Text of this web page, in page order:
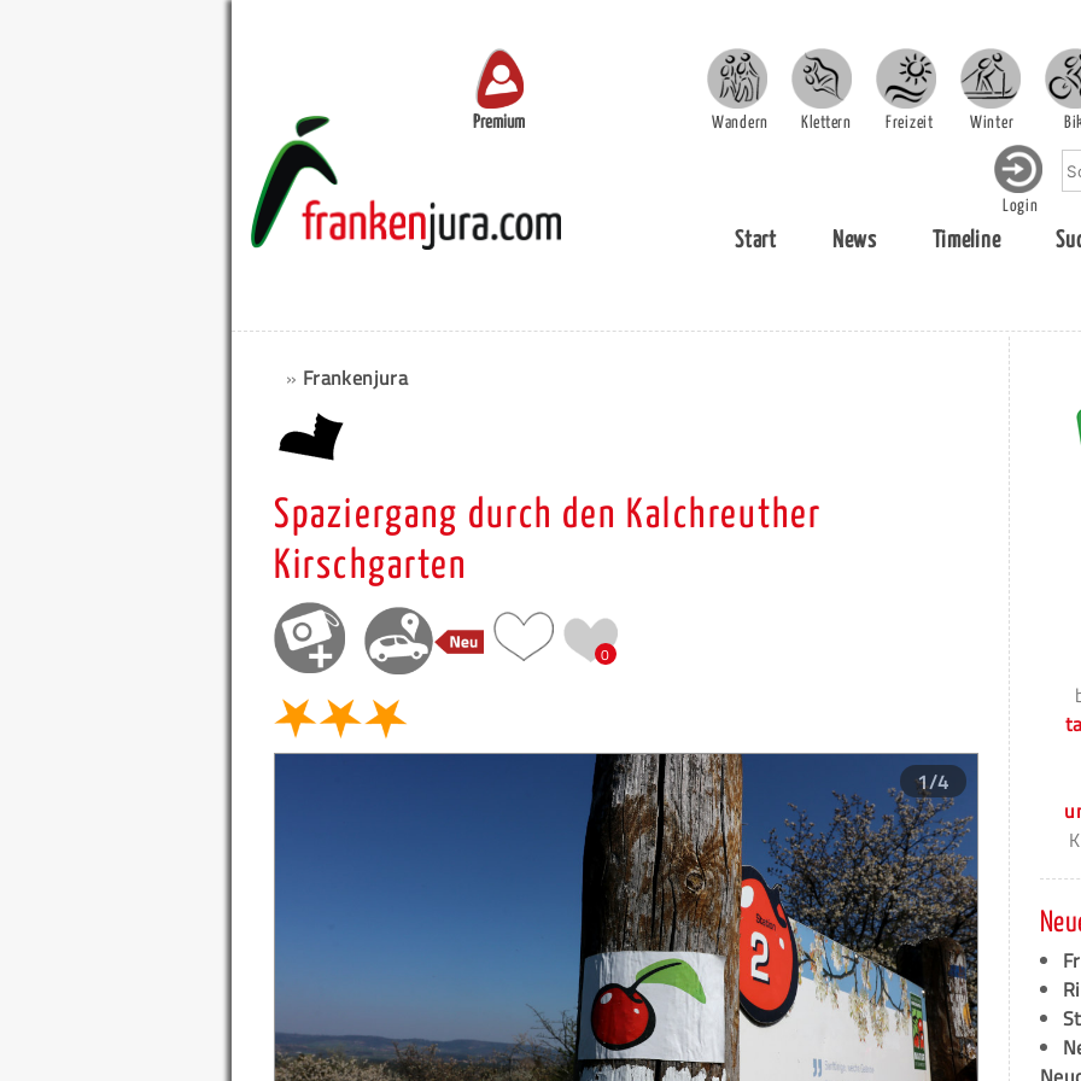
Premium Wandern Klettern Freizeit Winter
Login
Start News Timeline
» Frankenjura
Spaziergang durch den Kalchreuther
Kirschgarten
0
1/4